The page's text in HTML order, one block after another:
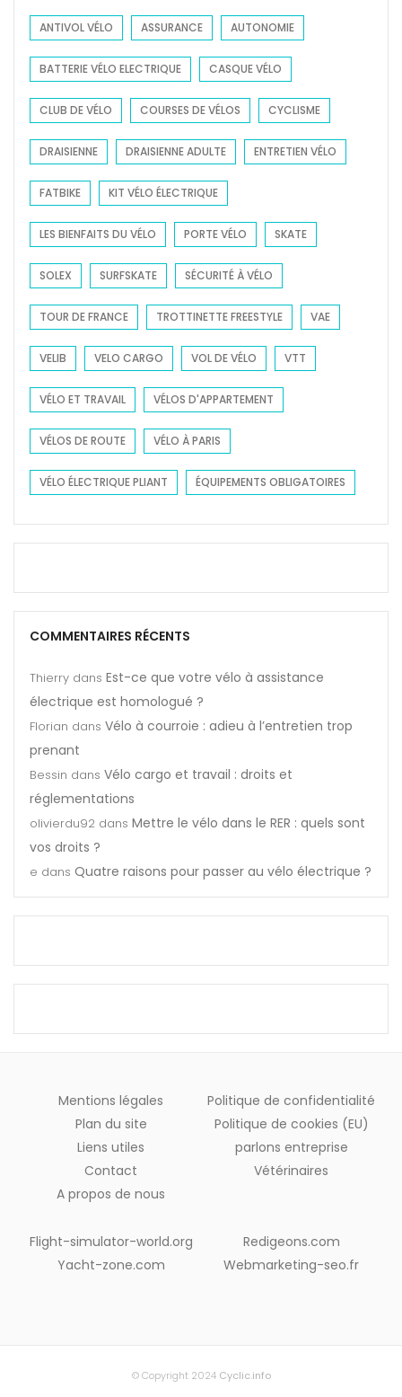
r
:
ANTIVOL VÉLO ASSURANCE AUTONOMIE
BATTERIE VÉLO ELECTRIQUE CASQUE VÉLO
CLUB DE VÉLO COURSES DE VÉLOS CYCLISME
DRAISIENNE DRAISIENNE ADULTE ENTRETIEN VÉLO
FATBIKE KIT VÉLO ÉLECTRIQUE
LES BIENFAITS DU VÉLO PORTE VÉLO SKATE
SOLEX SURFSKATE SÉCURITÉ À VÉLO
TOUR DE FRANCE TROTTINETTE FREESTYLE VAE
VELIB VELO CARGO VOL DE VÉLO VTT
VÉLO ET TRAVAIL VÉLOS D'APPARTEMENT
VÉLOS DE ROUTE VÉLO À PARIS
VÉLO ÉLECTRIQUE PLIANT ÉQUIPEMENTS OBLIGATOIRES
COMMENTAIRES RÉCENTS
Thierry dans Est-ce que votre vélo à assistance
électrique est homologué ?
Florian dans Vélo à courroie : adieu à l’entretien trop
prenant
Bessin dans Vélo cargo et travail : droits et
réglementations
olivierdu92 dans Mettre le vélo dans le RER : quels sont
vos droits ?
e dans Quatre raisons pour passer au vélo électrique ?
Mentions légales
Plan du site
Liens utiles
Contact
A propos de nous
Politique de confidentialité
Politique de cookies (EU)
parlons entreprise
Vétérinaires
Flight-simulator-world.org
Yacht-zone.com
Redigeons.com
Webmarketing-seo.fr
© Copyright 2024 Cyclic.info